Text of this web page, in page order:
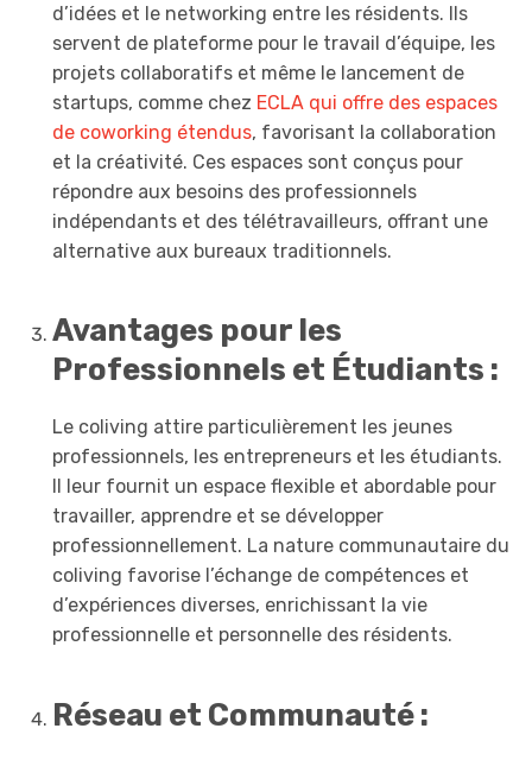
d’idées et le networking entre les résidents. Ils
servent de plateforme pour le travail d’équipe, les
projets collaboratifs et même le lancement de
startups, comme chez ECLA qui offre des espaces
de coworking étendus, favorisant la collaboration
et la créativité. Ces espaces sont conçus pour
répondre aux besoins des professionnels
indépendants et des télétravailleurs, offrant une
alternative aux bureaux traditionnels.
Avantages pour les
Professionnels et Étudiants :
Le coliving attire particulièrement les jeunes
professionnels, les entrepreneurs et les étudiants.
Il leur fournit un espace flexible et abordable pour
travailler, apprendre et se développer
professionnellement. La nature communautaire du
coliving favorise l’échange de compétences et
d’expériences diverses, enrichissant la vie
professionnelle et personnelle des résidents.
Réseau et Communauté :